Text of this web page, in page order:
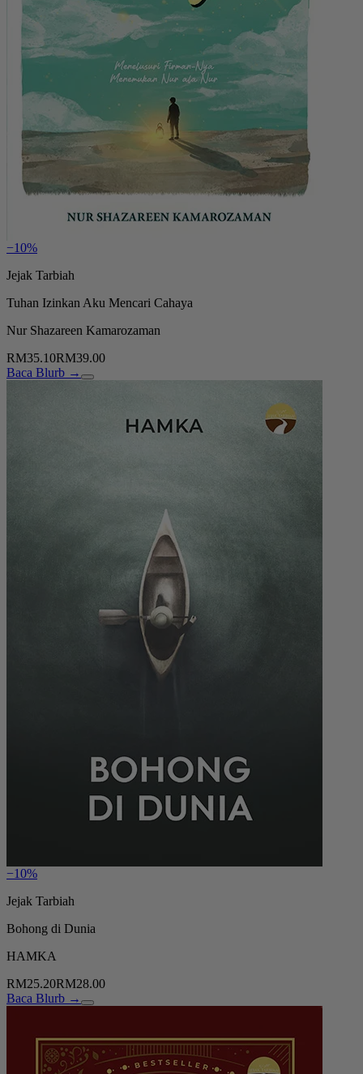
−10%
Jejak Tarbiah
Tuhan Izinkan Aku Mencari Cahaya
Nur Shazareen Kamarozaman
RM35.10RM39.00
Baca Blurb →
−10%
Jejak Tarbiah
Bohong di Dunia
HAMKA
RM25.20RM28.00
Baca Blurb →